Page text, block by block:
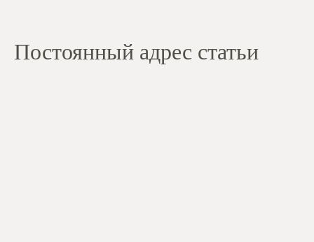
Постоянный адрес статьи